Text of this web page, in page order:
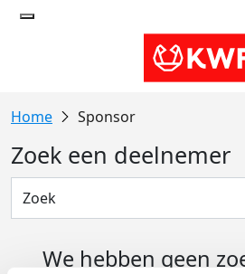
Sponsor
Zoek een deelnemer
We hebben geen